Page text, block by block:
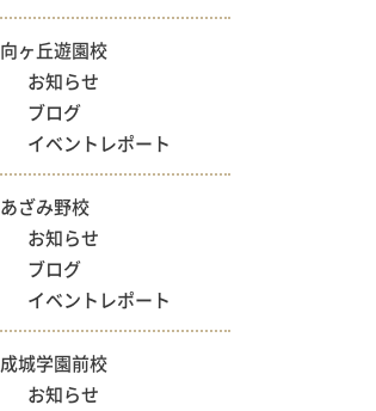
向ヶ丘遊園校
お知らせ
ブログ
イベントレポート
あざみ野校
お知らせ
ブログ
イベントレポート
成城学園前校
お知らせ